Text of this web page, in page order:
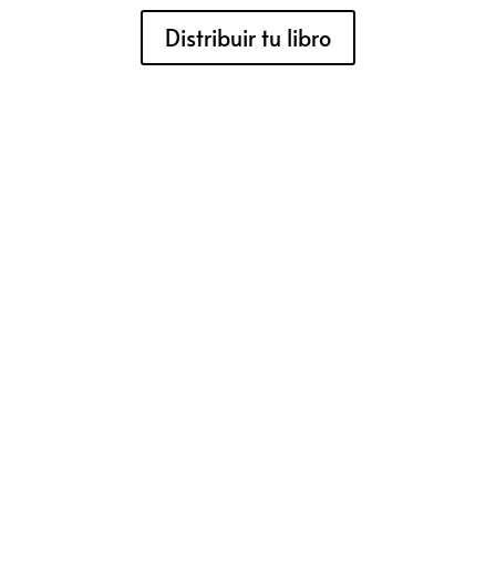
Distribuir tu libro